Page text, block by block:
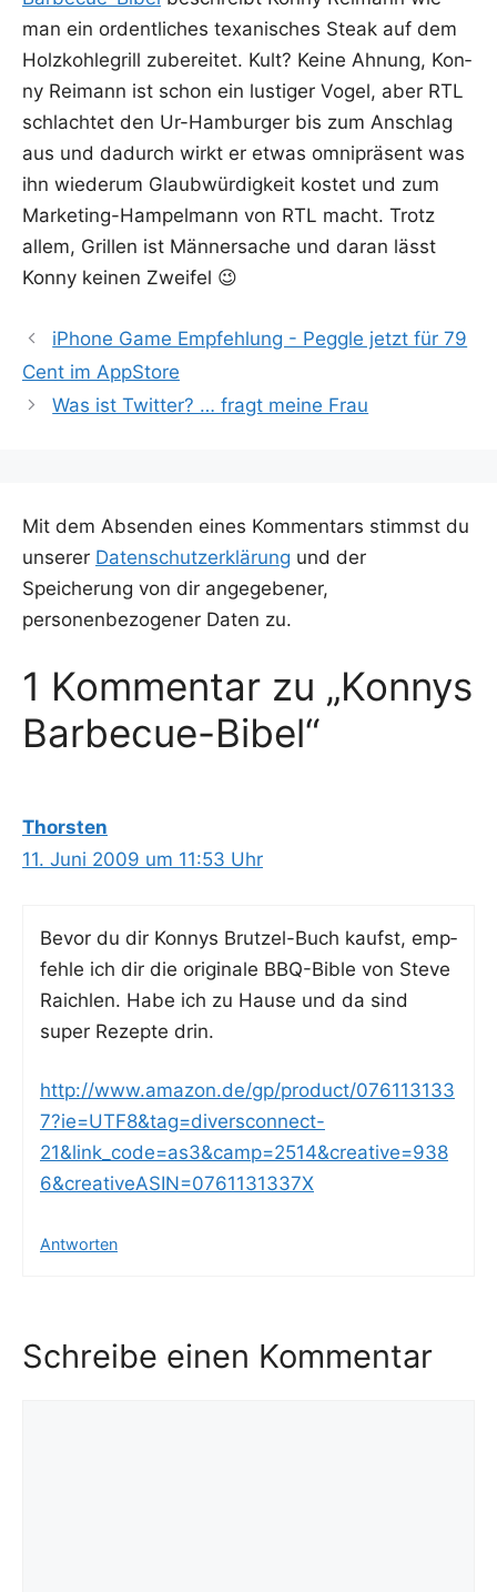
man ein ordent­li­ches texa­ni­sches Steak auf dem
Holz­koh­le­grill zube­rei­tet. Kult? Kei­ne Ahnung, Kon­
ny Rei­mann ist schon ein lus­ti­ger Vogel, aber RTL
schlach­tet den Ur-Ham­bur­ger bis zum Anschlag
aus und dadurch wirkt er etwas omni­prä­sent was
ihn wie­der­um Glaub­wür­dig­keit kos­tet und zum
Mar­ke­ting-Ham­pel­mann von RTL macht. Trotz
allem, Gril­len ist Män­ner­sa­che und dar­an lässt
Kon­ny kei­nen Zweifel 😉
iPhone Game Empfehlung - Peggle jetzt für 79
Cent im AppStore
Was ist Twitter? … fragt meine Frau
Mit dem Absenden eines Kommentars stimmst du
unserer Datenschutzerklärung und der
Speicherung von dir angegebener,
personenbezogener Daten zu.
1 Kommentar zu „Konnys
Barbecue-Bibel“
Thorsten
11. Juni 2009 um 11:53 Uhr
Bevor du dir Kon­nys Brut­zel-Buch kaufst, emp­
feh­le ich dir die ori­gi­na­le BBQ-Bible von Ste­ve
Raich­len. Habe ich zu Hau­se und da sind
super Rezep­te drin.
http://www.amazon.de/gp/product/076113133
7?ie=UTF8&tag=diversconnect-
21&link_code=as3&camp=2514&creative=938
6&creativeASIN=0761131337X
Antworten
Schreibe einen Kommentar